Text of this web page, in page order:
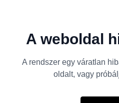
A weboldal
A rendszer egy váratlan
oldalt, vagy